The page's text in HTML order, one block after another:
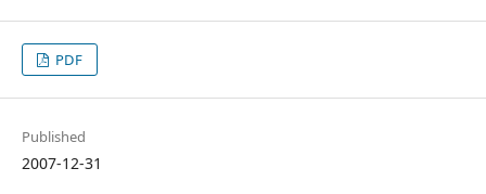
PDF
Published
2007-12-31